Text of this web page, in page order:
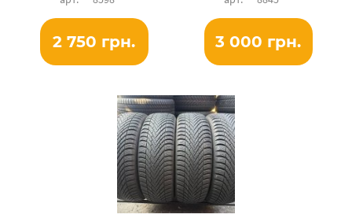
2 750 грн. 3 000 грн.